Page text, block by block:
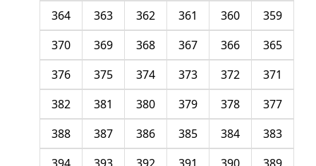
359
360
361
362
363
364
365
366
367
368
369
370
371
372
373
374
375
376
377
378
379
380
381
382
383
384
385
386
387
388